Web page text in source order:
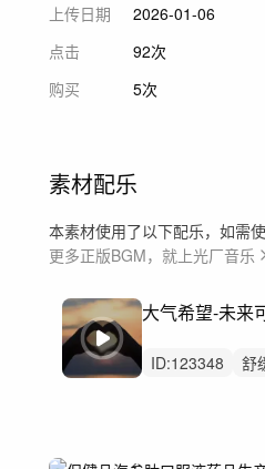
上传日期
2026-01-06
点击
92次
购买
5次
素材配乐
本素材使用了以下配乐，如需
更多正版BGM，就上光厂音乐
ID:123348 舒